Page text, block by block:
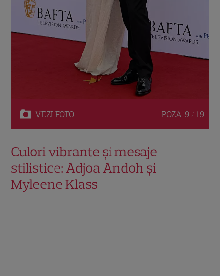
VEZI FOTO POZA 9 / 19
Culori vibrante și mesaje
stilistice: Adjoa Andoh și
Myleene Klass